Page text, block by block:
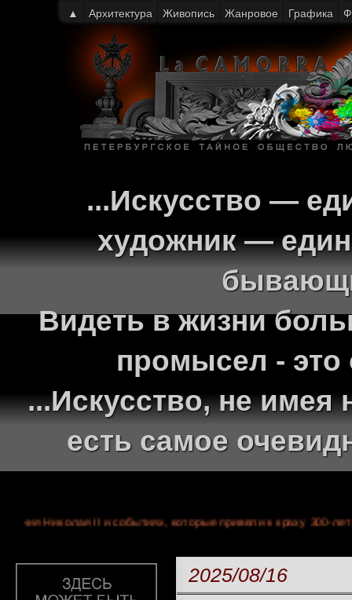
...Искусство —
художник —
Видеть в жизни
промысел - это
...Искусство, не
есть самое
правления Николая II и событиях, которые привели к краху
2025/08/16
▲ Архитектура Живопись Жанровое Графика